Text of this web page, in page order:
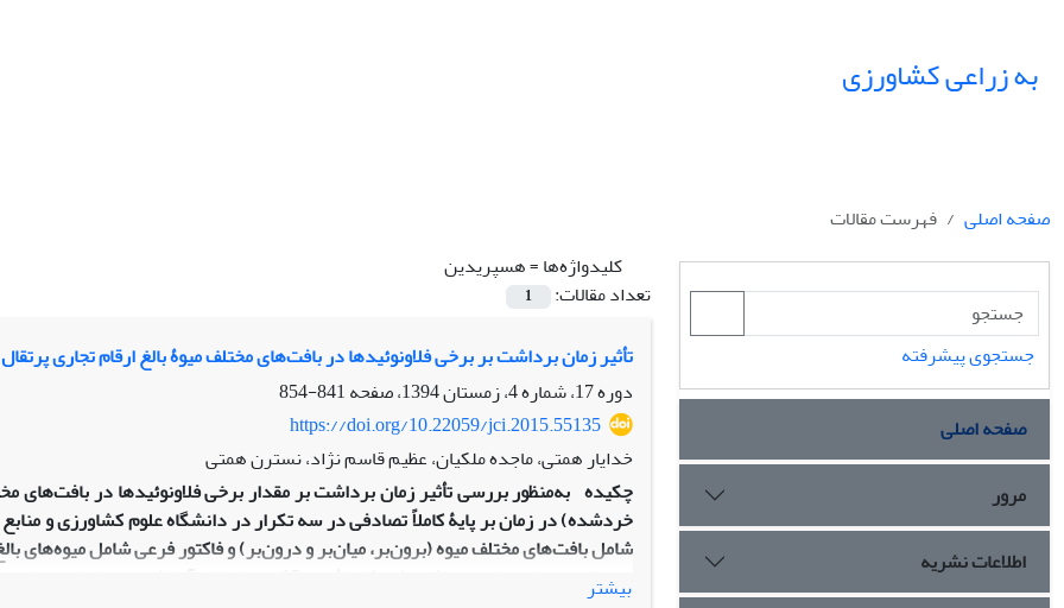
به زراعی کشاورزی
صفحه اصلی
فهرست مقالات
کلیدواژه‌ها =هسپریدین
تعداد مقالات:
1
تأثیر زمان برداشت بر برخی فلاونوئیدها در بافت‌های مختلف میوۀ بالغ ارقام تجاری پرتقال
دوره 17، شماره 4، زمستان 1394، صفحه
841-854
https://doi.org/10.22059/jci.2015.55135
خدایار همتی، ماجده ملکیان، عظیم قاسم نژاد، نسترن همتی
چکیده به‌منظور بررسی تأثیر زمان برداشت بر مقدار برخی فلاونوئیدها در
شامل بافت‌های مختلف میوه (برون‌بر، میان‌بر و درون‌بر) و فاکتور فرعی شامل میوه‌های بالغ
بیشتر
جستجوی پیشرفته
صفحه اصلی
مرور
اطلاعات نشریه